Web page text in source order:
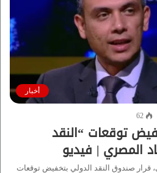
أخبار
62
توقعات “النقد
المصري | فيديو
قرار صندوق النقد الدولي بتخفيض توقعات